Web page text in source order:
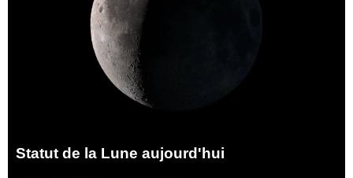
Statut de la Lune aujourd'hui